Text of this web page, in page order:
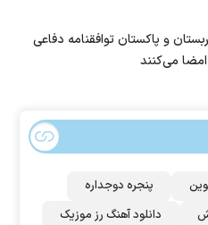
و پاکستان توافقنامه دفاعی
می‌کنند
پنجره دوجداره
دانلود آهنگ رز‌ موزیک